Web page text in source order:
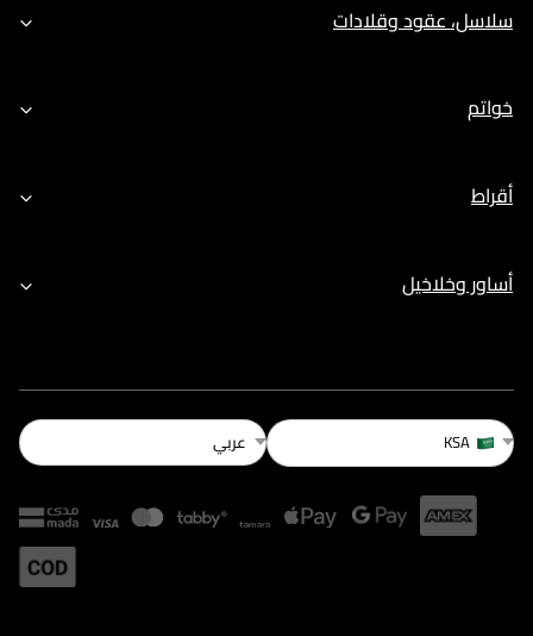
سلاسل، عقود وقلادات
خواتم
أقراط
أساور وخلاخيل
KSA عربي